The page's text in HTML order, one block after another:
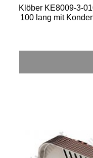
Klöber KE8009-3-
100 lang mit